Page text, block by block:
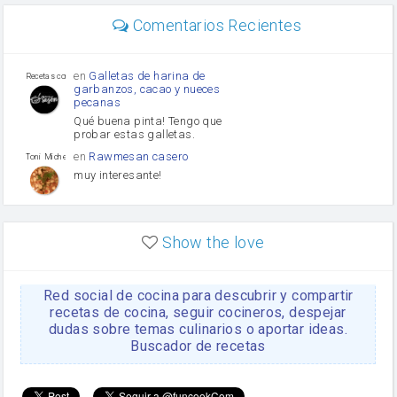
Comentarios Recientes
Recetas con sazon
en Galletas de harina de
garbanzos, cacao y nueces
pecanas
Qué buena pinta! Tengo que
probar estas galletas.
Toni Michel Caubet
en Rawmesan casero
muy interesante!
enLasaña casera fácil y
HOJALDROSA TV
enGachas de la abuela
Rosa
https://youtu.be/Mz69gcVO3sI
Rosa enReceta Del Bizcocho
Show the love
Red social de cocina para descubrir y compartir
recetas de cocina, seguir cocineros, despejar
dudas sobre temas culinarios o aportar ideas.
Buscador de recetas